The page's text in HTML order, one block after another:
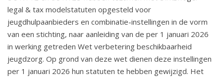
legal & tax modelstatuten opgesteld voor
jeugdhulpaanbieders en combinatie-instellingen in de vorm
van een stichting, naar aanleiding van de per 1 januari 2026
in werking getreden Wet verbetering beschikbaarheid
jeugdzorg. Op grond van deze wet dienen deze instellingen
per 1 januari 2026 hun statuten te hebben gewijzigd. Het